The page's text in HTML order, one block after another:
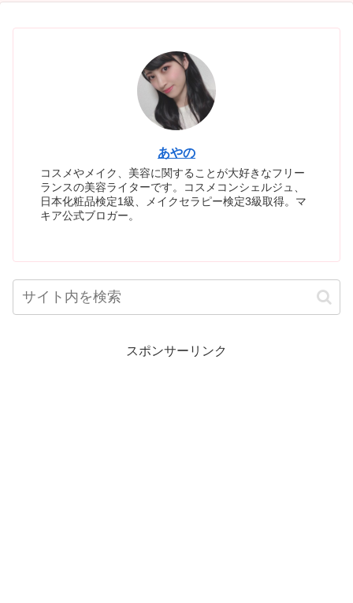
あやの
コスメやメイク、美容に関することが大好きなフリー
ランスの美容ライターです。コスメコンシェルジュ、
日本化粧品検定1級、メイクセラピー検定3級取得。マ
キア公式ブロガー。
スポンサーリンク